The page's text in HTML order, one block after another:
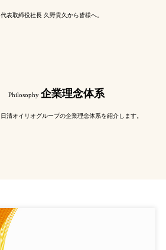
代表取締役社長 久野貴久から皆様へ。
Philosophy 企業理念体系
日清オイリオグループの企業理念体系を紹介します。